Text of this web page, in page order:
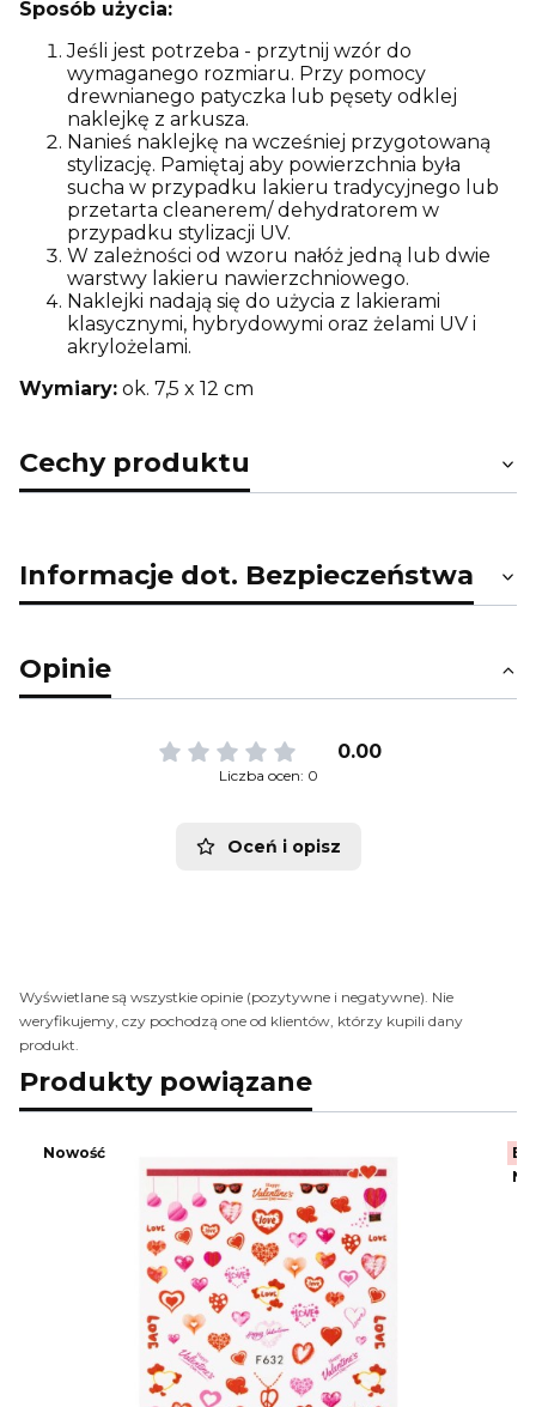
Sposób użycia:
Jeśli jest potrzeba - przytnij wzór do
wymaganego rozmiaru. Przy pomocy
drewnianego patyczka lub pęsety odklej
naklejkę z arkusza.
Nanieś naklejkę na wcześniej przygotowaną
stylizację. Pamiętaj aby powierzchnia była
sucha w przypadku lakieru tradycyjnego lub
przetarta cleanerem/ dehydratorem w
przypadku stylizacji UV.
W zależności od wzoru nałóż jedną lub dwie
warstwy lakieru nawierzchniowego.
Naklejki nadają się do użycia z lakierami
klasycznymi, hybrydowymi oraz żelami UV i
akrylożelami.
Wymiary: ok. 7,5 x 12 cm
Cechy produktu
Informacje dot. Bezpieczeństwa
Opinie
0.00
Liczba ocen: 0
Oceń i opisz
Wyświetlane są wszystkie opinie (pozytywne i negatywne). Nie
weryfikujemy, czy pochodzą one od klientów, którzy kupili dany
produkt.
Produkty powiązane
Nowość